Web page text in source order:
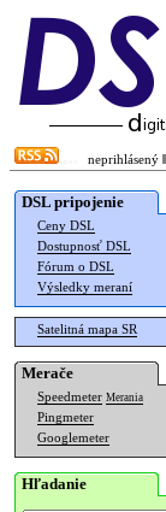
neprihlásený
DSL pripojenie
Ceny DSL
Dostupnosť DSL
Fórum o DSL
Výsledky meraní
Satelitná mapa SR
Merače
Speedmeter Merania
Pingmeter
Googlemeter
Hľadanie